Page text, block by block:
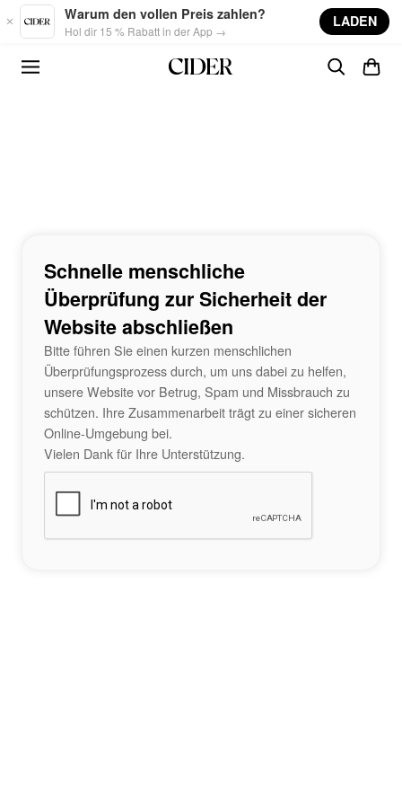
Skip to main content
Warum den vollen Preis zahlen?
Hol dir 15 % Rabatt in der App →
LADEN
Schnelle menschliche
Überprüfung zur Sicherheit der
Website abschließen
Bitte führen Sie einen kurzen menschlichen
Überprüfungsprozess durch, um uns dabei zu helfen,
unsere Website vor Betrug, Spam und Missbrauch zu
schützen. Ihre Zusammenarbeit trägt zu einer sicheren
Online-Umgebung bei.
Vielen Dank für Ihre Unterstützung.